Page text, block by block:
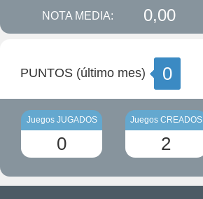
NOTA MEDIA: 0,00
PUNTOS (último mes) 0
Juegos JUGADOS
0
Juegos CREADOS
2